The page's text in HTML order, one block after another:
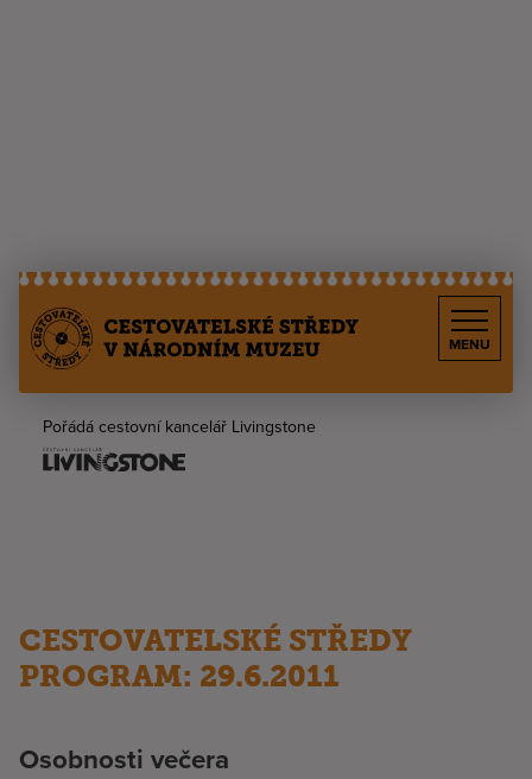
MENU
Pořádá cestovní kancelář Livingstone
CESTOVATELSKÉ STŘEDY
PROGRAM: 29.6.2011
Osobnosti večera